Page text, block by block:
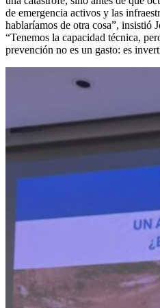
de emergencia activos y las
hablaríamos de otra cosa”, insistió
“Tenemos la capacidad técnica,
prevención no es un gasto: es